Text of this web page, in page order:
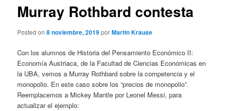
Murray Rothbard contesta
Posted on8 noviembre, 2019porMartin Krause
Con los alumnos de Historia del Pensamiento Económico II:
Economía Austriaca, de la Facultad de Ciencias Económicas en
la UBA, vemos a Murray Rothbard sobre la competencia y el
monopolio. En este caso sobre los “precios de monopolio”.
Reemplacemos a Mickey Mantle por Leonel Messi, para
actualizar el ejemplo: